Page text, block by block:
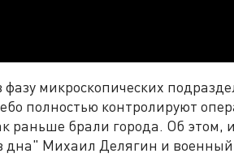
микроскопических
полностью контролируют
раньше брали города. Об этом,
дна" Михаил Делягин и